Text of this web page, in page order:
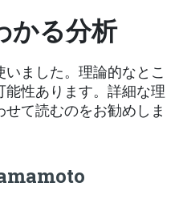
かる分析
ました。理論的なとこ
能性あります。詳細な理
て読むのをお勧めしま